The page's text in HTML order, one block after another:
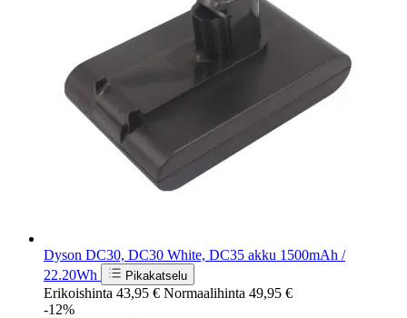
Dyson DC30, DC30 White, DC35 akku 1500mAh /
22.20Wh
Pikakatselu
Erikoishinta 43,95 € Normaalihinta 49,95 €
-12%